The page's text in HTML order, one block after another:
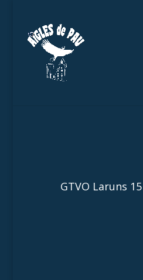
GTVO Laruns